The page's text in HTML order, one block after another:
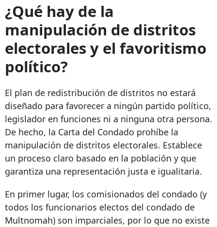
¿Qué hay de la
manipulación de distritos
electorales y el favoritismo
político?
El plan de redistribución de distritos no estará
diseñado para favorecer a ningún partido político,
legislador en funciones ni a ninguna otra persona.
De hecho, la Carta del Condado prohíbe la
manipulación de distritos electorales. Establece
un proceso claro basado en la población y que
garantiza una representación justa e igualitaria.
En primer lugar, los comisionados del condado (y
todos los funcionarios electos del condado de
Multnomah) son imparciales, por lo que no existe